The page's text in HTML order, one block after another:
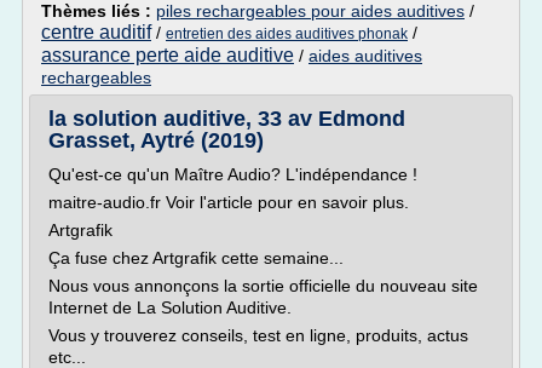
Thèmes liés : piles rechargeables pour aides auditives /
centre auditif/ entretien des aides auditives phonak /
assurance perte aide auditive / aides auditives
rechargeables
la solution auditive, 33 av Edmond
Grasset, Aytré (2019)
Qu'est-ce qu'un Maître Audio? L'indépendance !
maitre-audio.fr Voir l'article pour en savoir plus.
Artgrafik
Ça fuse chez Artgrafik cette semaine...
Nous vous annonçons la sortie officielle du nouveau site
Internet de La Solution Auditive.
Vous y trouverez conseils, test en ligne, produits, actus
etc...